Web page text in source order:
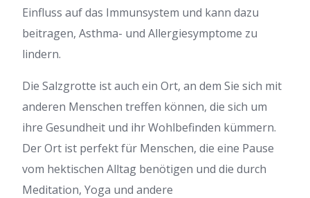
Einfluss auf das Immunsystem und kann dazu
beitragen, Asthma- und Allergiesymptome zu
lindern.
Die Salzgrotte ist auch ein Ort, an dem Sie sich mit
anderen Menschen treffen können, die sich um
ihre Gesundheit und ihr Wohlbefinden kümmern.
Der Ort ist perfekt für Menschen, die eine Pause
vom hektischen Alltag benötigen und die durch
Meditation, Yoga und andere